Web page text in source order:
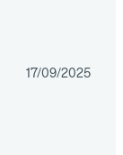
17/09/2025